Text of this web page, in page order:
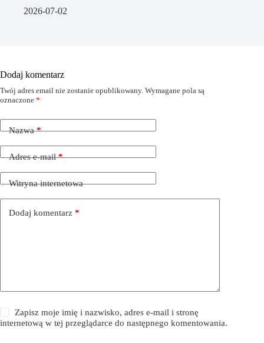
2026-07-02
Dodaj komentarz
Twój adres email nie zostanie opublikowany. Wymagane pola są
oznaczone *
Nazwa*
Adres e-mail*
Witryna internetowa
Dodaj komentarz *
Zapisz moje imię i nazwisko, adres e-mail i stronę
internetową w tej przeglądarce do następnego komentowania.